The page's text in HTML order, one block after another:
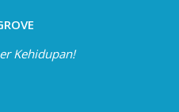
Kehidupan!